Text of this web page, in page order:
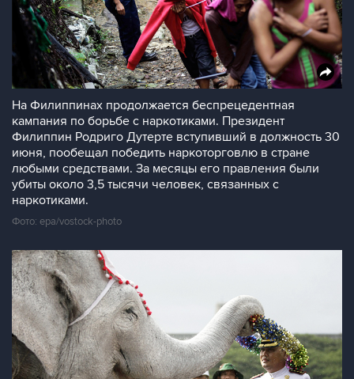
На Филиппинах продолжается беспрецедентная
кампания по борьбе с наркотиками. Президент
Филиппин Родриго Дутерте вступивший в должность 30
июня, пообещал победить наркоторговлю в стране
любыми средствами. За месяцы его правления были
убиты около 3,5 тысячи человек, связанных с
наркотиками.
Фото: epa/vostock-photo